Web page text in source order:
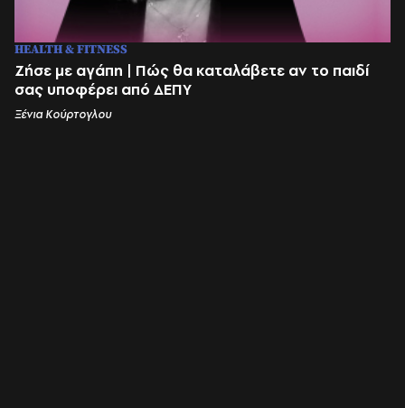
HEALTH & FITNESS
Ζήσε με αγάπη | Πώς θα καταλάβετε αν το παιδί
σας υποφέρει από ΔΕΠΥ
Ξένια Κούρτογλου